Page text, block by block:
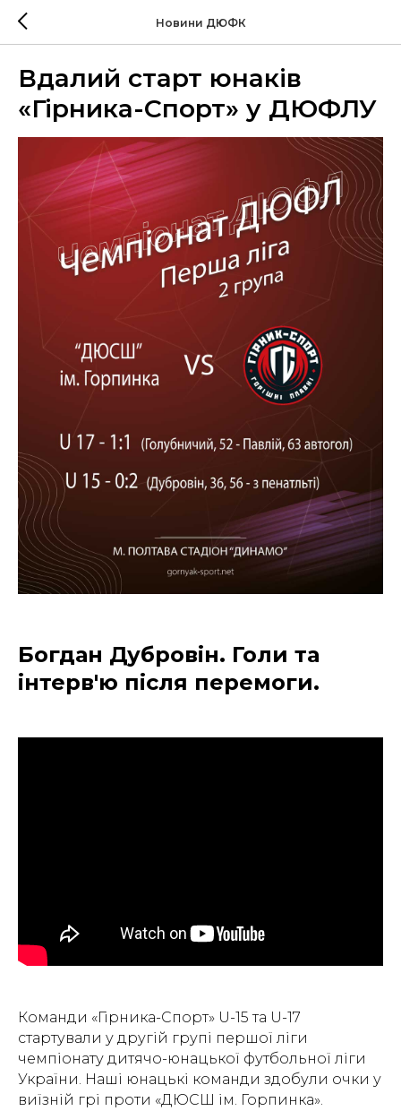
Новини ДЮФК
Вдалий старт юнаків
«Гірника-Спорт» у ДЮФЛУ
Богдан Дубровін. Голи та
інтерв'ю після перемоги.
Команди «Гірника-Спорт» U-15 та U-17
стартували у другій групі першої ліги
чемпіонату дитячо-юнацької футбольної ліги
України. Наші юнацькі команди здобули очки у
виїзній грі проти «ДЮСШ ім. Горпинка».